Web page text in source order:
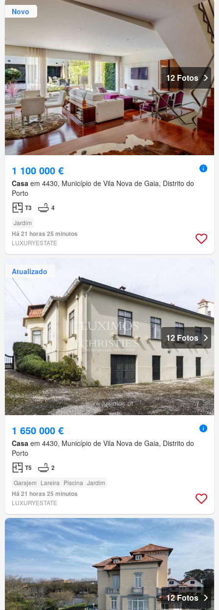
Novo
12 Fotos
1 100 000 €
Casa em 4430, Município de Vila Nova de Gaia, Distrito do
Porto
T3 4
Jardim
Há 21 horas 25 minutos
LUXURYESTATE
Atualizado
12 Fotos
1 650 000 €
Casa em 4430, Município de Vila Nova de Gaia, Distrito do
Porto
T5 2
Garajem Lareira Piscina Jardim
Há 21 horas 25 minutos
LUXURYESTATE
12 Fotos